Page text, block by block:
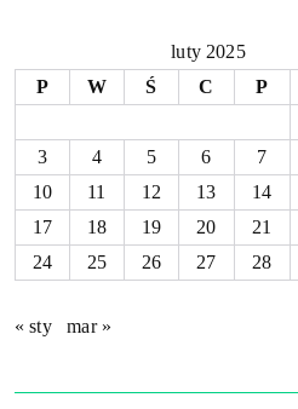
luty 2025
P
W Ś C P
3
4 5 6 7
10
11 12 13 14
17
18 19 20 21
24
25 26 27 28
« sty mar »